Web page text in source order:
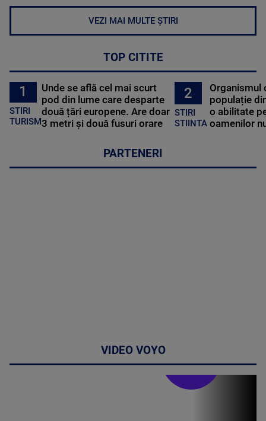
VEZI MAI MULTE ȘTIRI
TOP CITITE
1
STIRI
TURISM
Unde se află cel mai scurt
pod din lume care desparte
două țări europene. Are doar
3 metri și două fusuri orare
2
STIRI
STIINTA
Organismul
populație
o abilitate
oamenilor
PARTENERI
VIDEO VOYO